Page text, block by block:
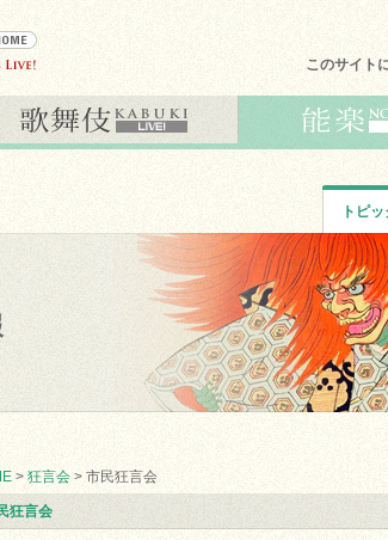
このサイト
トピ
> 狂言会 > 市民狂言会
狂言会